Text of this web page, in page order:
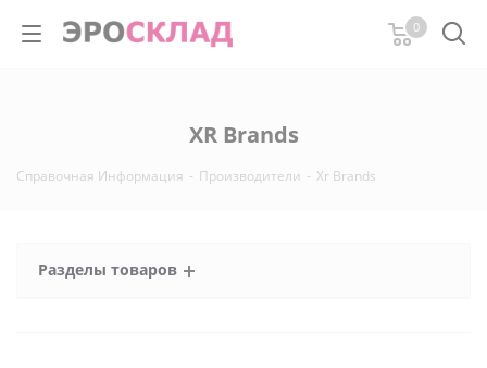
0
XR Brands
Справочная Информация - Производители - Xr Brands
Разделы товаров